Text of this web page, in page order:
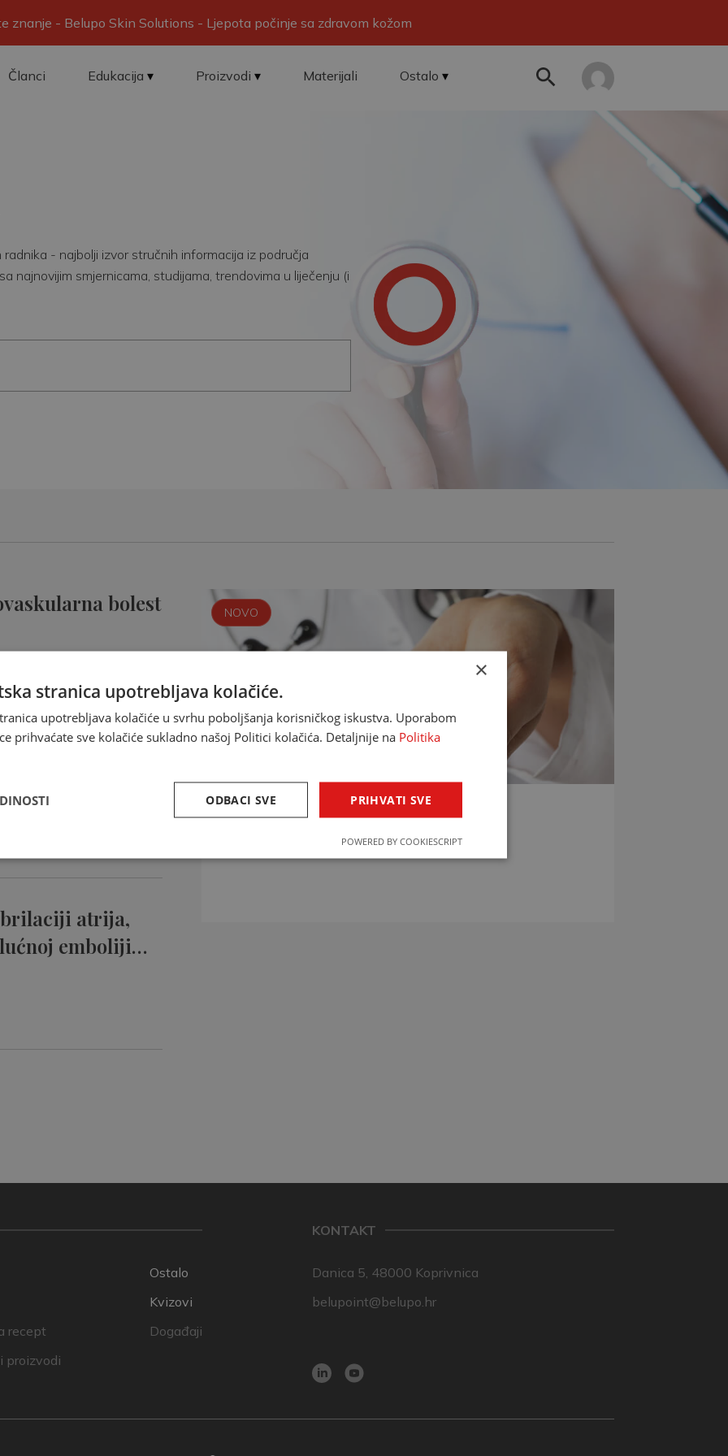
znanje - Belupo Skin Solutions - Ljepota počinje sa zdravom kožom
Članci Edukacija Proizvodi Materijali Ostalo
- najbolji izvor stručnih informacija iz područja
najnovijim smjernicama, studijama, trendovima u liječenju (i
bolest
atrija,
emboliji…
NOVO
INTERAKCIJE LIJEKOVA
Provjerite interakcije lijekova u svega par klikova!
recept
proizvodi
Ostalo
Kvizovi
Događaji
KONTAKT
Danica 5, 48000 Koprivnica
belupoint@belupo.hr
×
stranica upotrebljava kolačiće.
upotrebljava kolačiće u svrhu poboljšanja korisničkog iskustva. Uporabom
prihvaćate sve kolačiće sukladno našoj Politici kolačića. Detaljnije na Politika
PRIHVATI SVE
ODBACI SVE
POWERED BY COOKIESCRIPT